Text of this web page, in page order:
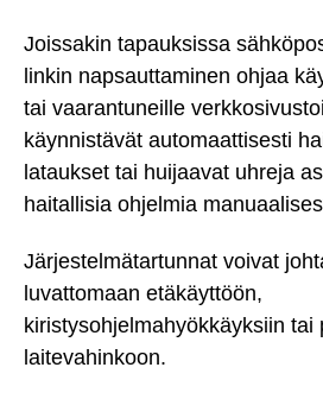
Joissakin tapauksissa
linkin napsauttaminen ohjaa
tai vaarantuneille
käynnistävät automaattisesti
lataukset tai huijaavat uhreja
haitallisia ohjelmia
Järjestelmätartunnat voivat
luvattomaan etäkäyttöön,
kiristysohjelmahyökkäyksiin tai
laitevahinkoon.